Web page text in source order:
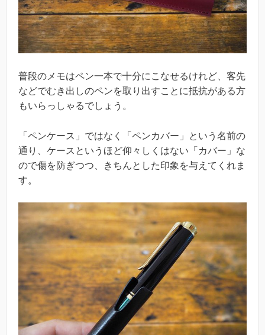
普段のメモはペン一本で十分にこなせるけれど、客先
などでむき出しのペンを取り出すことに抵抗がある方
もいらっしゃるでしょう。
「ペンケース」ではなく「ペンカバー」という名前の
通り、ケースというほど仰々しくはない「カバー」な
ので傷を防ぎつつ、きちんとした印象を与えてくれま
す。